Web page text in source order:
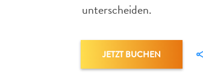
unterscheiden.
JETZT BUCHEN
Wenn Sie etwas für später speichern